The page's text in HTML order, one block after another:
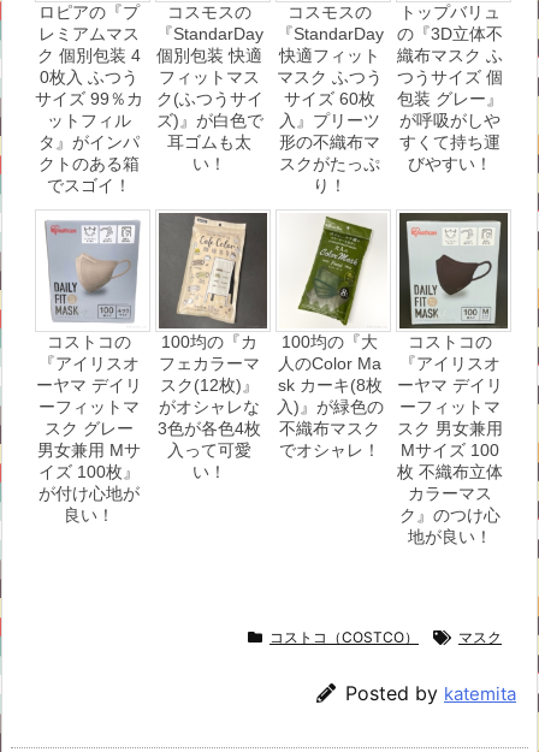
ロピアの『プ
レミアムマス
ク 個別包装 4
0枚入 ふつう
サイズ 99％カ
ットフィル
タ』がインパ
クトのある箱
でスゴイ！
コスモスの
『StandarDay
個別包装 快適
フィットマス
ク(ふつうサイ
ズ)』が白色で
耳ゴムも太
い！
コスモスの
『StandarDay
快適フィット
マスク ふつう
サイズ 60枚
入』プリーツ
形の不織布マ
スクがたっぷ
り！
トップバリュ
の『3D立体不
織布マスク ふ
つうサイズ 個
包装 グレー』
が呼吸がしや
すくて持ち運
びやすい！
コストコの
『アイリスオ
ーヤマ デイリ
ーフィットマ
スク グレー
男女兼用 Mサ
イズ 100枚』
が付け心地が
良い！
100均の『カ
フェカラーマ
スク(12枚)』
がオシャレな
3色が各色4枚
入って可愛
い！
100均の『大
人のColor Ma
sk カーキ(8枚
入)』が緑色の
不織布マスク
でオシャレ！
コストコの
『アイリスオ
ーヤマ デイリ
ーフィットマ
スク 男女兼用
Mサイズ 100
枚 不織布立体
カラーマス
ク』のつけ心
地が良い！
コストコ（COSTCO） マスク
Posted by katemita